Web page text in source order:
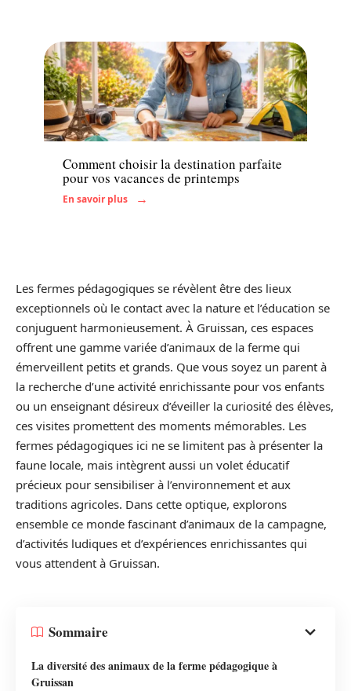
Famille
Comment choisir la destination parfaite
pour vos vacances de printemps
En savoir plus
Les fermes pédagogiques se révèlent être des lieux
exceptionnels où le contact avec la nature et l’éducation se
conjuguent harmonieusement. À Gruissan, ces espaces
offrent une gamme variée d’animaux de la ferme qui
émerveillent petits et grands. Que vous soyez un parent à
la recherche d’une activité enrichissante pour vos enfants
ou un enseignant désireux d’éveiller la curiosité des élèves,
ces visites promettent des moments mémorables. Les
fermes pédagogiques ici ne se limitent pas à présenter la
faune locale, mais intègrent aussi un volet éducatif
précieux pour sensibiliser à l’environnement et aux
traditions agricoles. Dans cette optique, explorons
ensemble ce monde fascinant d’animaux de la campagne,
d’activités ludiques et d’expériences enrichissantes qui
vous attendent à Gruissan.
Sommaire
La diversité des animaux de la ferme pédagogique à
Gruissan